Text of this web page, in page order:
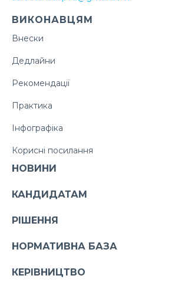
ВИКОНАВЦЯМ
Внески
Дедлайни
Рекомендації
Практика
Інфографіка
Корисні посилання
НОВИНИ
КАНДИДАТАМ
РІШЕННЯ
НОРМАТИВНА БАЗА
КЕРІВНИЦТВО